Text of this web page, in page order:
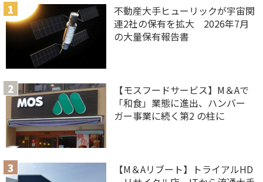
不動産大手ヒューリックが宇宙関
連2社の保有を拡大 2026年7月
の大量保有報告書
【モスフードサービス】M＆Aで
「和食」業態に進出、ハンバー
ガー事業に続く第2 の柱に
【M＆Aリブート】トライアルHD